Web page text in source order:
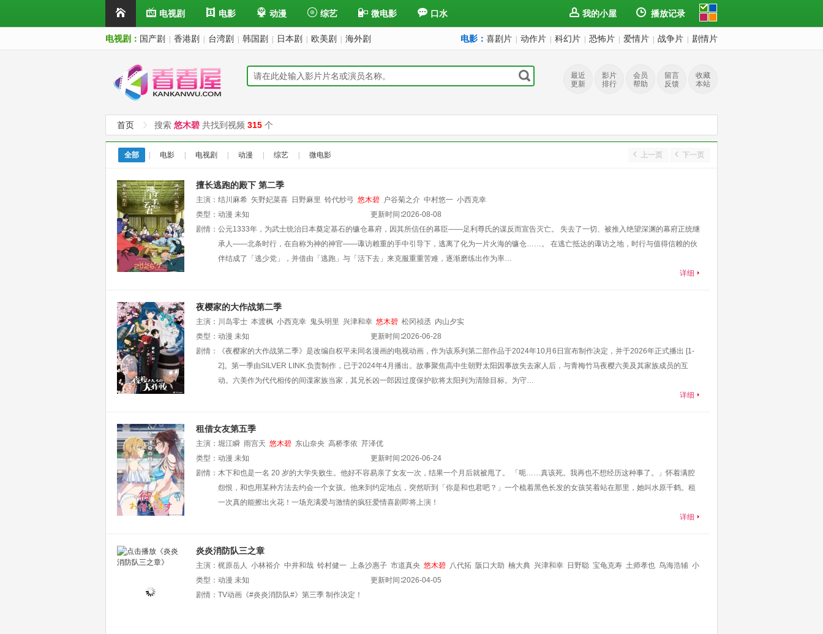
电视剧 电影 动漫 综艺 微电影 口水 我的小屋 播放记录
电视剧： 国产剧 香港剧 台湾剧 韩国剧 日本剧 欧美剧 海外剧 电影： 喜剧片 动作片 科幻片 恐怖片 爱情片 战争片 剧情片
最近
更新
影片
排行
会员
帮助
留言
反馈
收藏
本站
首页 搜索 悠木碧 共找到视频 315 个
全部 电影 电视剧 动漫 综艺 微电影 上一页 下一页
擅长逃跑的殿下 第二季
主演： 结川麻希 矢野妃菜喜 日野麻里 铃代纱弓 悠木碧 户谷菊之介 中村悠一 小西克幸
类型： 动漫 未知 更新时间∶2026-08-08
剧情： 公元1333年，为武士统治日本奠定基石的镰仓幕府，因其所信任的幕臣——足利尊氏的谋反而宣告灭亡。 失去了一切、被推入绝望深渊的幕府正统继
承人——北条时行，在自称为神的神官——诹访赖重的手中引导下，逃离了化为一片火海的镰仓……。 在逃亡抵达的诹访之地，时行与值得信赖的伙
伴结成了「逃少党」，并借由「逃跑」与「活下去」来克服重重苦难，逐渐磨练出作为率…
详细
夜樱家的大作战第二季
主演： 川岛零士 本渡枫 小西克幸 鬼头明里 兴津和幸 悠木碧 松冈祯丞 内山夕实
类型： 动漫 未知 更新时间∶2026-06-28
剧情：
《夜樱家的大作战第二季》是改编自权平未同名漫画的电视动画，作为该系列第二部作品于2024年10月6日宣布制作决定，并于2026年正式播出 [1-
2]。第一季由SILVER LINK.负责制作，已于2024年4月播出。故事聚焦高中生朝野太阳因事故失去家人后，与青梅竹马夜樱六美及其家族成员的互
动。六美作为代代相传的间谍家族当家，其兄长凶一郎因过度保护欲将太阳列为清除目标。为守…
详细
租借女友第五季
主演： 堀江瞬 雨宫天 悠木碧 东山奈央 高桥李依 芹泽优
类型： 动漫 未知 更新时间∶2026-06-24
剧情： 木下和也是一名 20 岁的大学失败生。他好不容易亲了女友一次，结果一个月后就被甩了。 「呃……真该死。我再也不想经历这种事了。」怀着满腔
怨恨，和也用某种方法去约会一个女孩。他来到约定地点，突然听到「你是和也君吧？」一个梳着黑色长发的女孩笑着站在那里，她叫水原千鹤。租
一次真的能擦出火花！一场充满爱与激情的疯狂爱情喜剧即将上演！
详细
炎炎消防队三之章
主演： 梶原岳人 小林裕介 中井和哉 铃村健一 上条沙惠子 市道真央 悠木碧 八代拓 阪口大助 楠大典 兴津和幸 日野聪 宝龟克寿 土师孝也 鸟海浩辅 小
西克幸
长岛雄一 河西健吾 大原沙耶香 金元寿子
乃村健次 千叶进步 岛袋美由利 大久保瑠美 小林亲弘
类型： 动漫 未知 更新时间∶2026-04-05
剧情： TV动画《#炎炎消防队#》第三季 制作决定！